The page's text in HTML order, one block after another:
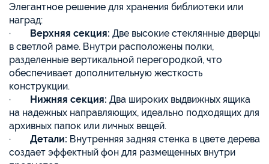
Элегантное решение для хранения библиотеки или
наград:
· Верхняя секция: Две высокие стеклянные дверцы
в светлой раме. Внутри расположены полки,
разделенные вертикальной перегородкой, что
обеспечивает дополнительную жесткость
конструкции.
· Нижняя секция: Два широких выдвижных ящика
на надежных направляющих, идеально подходящих для
архивных папок или личных вещей.
· Детали: Внутренняя задняя стенка в цвете дерева
создает эффектный фон для размещенных внутри